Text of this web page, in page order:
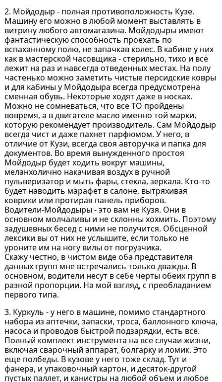
2. Мойдодыр - полная противоположность Кузе.
Машину его можно в любой момент выставлять в
витрину любого автомагазина. Мойдодыры имеют
фантастическую способность проехать по
вспаханному полю, не запачкав колес. В кабине у них
как в мастерской часовщика - стерильно, тихо и всё
лежит на раз и навсегда отведенных местах. На полу
частенько можно заметить чистые персидские ковры
и для кабины у Мойдодыра всегда предусмотрена
сменная обувь. Некоторые ходят даже в носках.
Можно не сомневаться, что все ТО пройдены
вовремя, а в двигателе масло именно той марки,
которую рекомендует производитель. Сам Мойдодыр
всегда чист и даже пахнет парфюмом. У него, в
отличие от Кузи, всегда своя авторучка и папка для
документов. Во время вынужденного простоя
Мойдодыр будет ходить вокруг машины,
меланхолично накачивая воздух в ручной
пульверизатор и мыть фары, стекла, зеркала. Кто-то
будет наводить марафет в салоне, вытряхивая
коврики или протирая панель приборов.
Водители-Мойдодыры - это вам не Кузя. Они в
основном молчаливы и не склонны хохмить. Поэтому
задушевных бесед с ними не получится. Обсценной
лексики вы от них не услышите, если только не
уроните им на ногу вилы от погрузчика.
Скажу честно, в чистом виде оба представителя
данных групп мне встречались только дважды. В
основном, водители несут в себе черты обеих групп в
разной пропорции. На мой взгляд, с преобладанием
первого типа.
3. Куркуль - у него в машине, помимо стандартного
набора из аптечки, запаски, троса, баллонного ключа,
насоса и проводов быстрой подзарядки, есть всё.
Полный комплект инструмента на все случаи жизни,
включая сварочный аппарат, болгарку и ломик. Это
еще полбеды. В кузове у него тоже склад. Тут и
фанера, и упаковочный картон, и десяток-другой
пустых паллет, и канистры на любой объем и любое